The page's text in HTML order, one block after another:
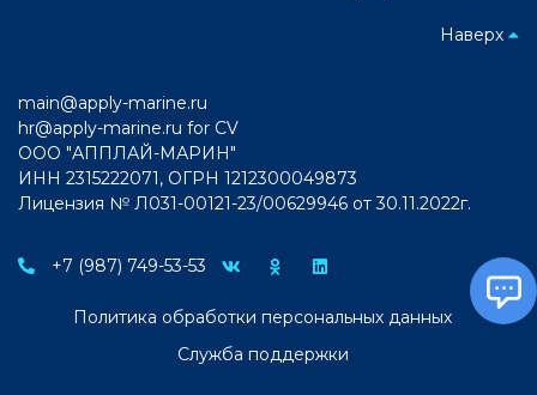
Наверх
main@apply-marine.ru
hr@apply-marine.ru for CV
ООО "АППЛАЙ-МАРИН"
ИНН 2315222071, ОГРН 1212300049873
Лицензия № Л031-00121-23/00629946 от 30.11.2022г.
+7 (987) 749-53-53
Политика обработки персональных данных
Служба поддержки